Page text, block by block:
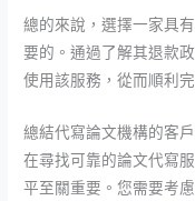
總的來說，選擇一家具
要的。通過了解其退款
使用該服務，從而順利
總結代寫論文機構的客
在尋找可靠的論文代寫
平至關重要。您需要考